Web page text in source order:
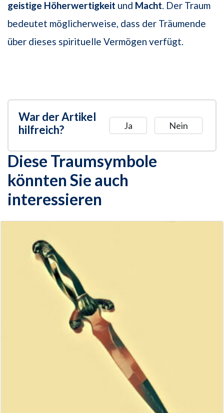
geistige Höherwertigkeit und Macht. Der Traum
bedeutet möglicherweise, dass der Träumende
über dieses spirituelle Vermögen verfügt.
War der Artikel
hilfreich?
Ja Nein
Diese Traumsymbole
könnten Sie auch
interessieren